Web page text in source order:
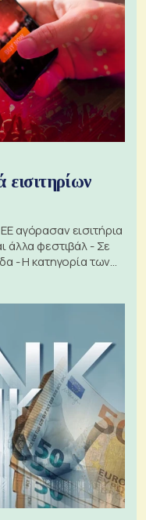
εισιτηρίων
αγόρασαν εισιτήρια
άλλα φεστιβάλ - Σε
- Η κατηγορία των